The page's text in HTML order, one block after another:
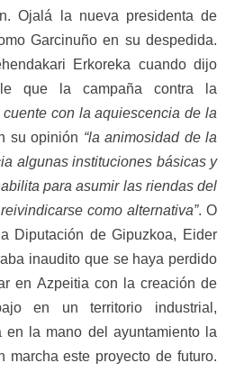
Ojalá la nueva presidenta de
Garcinuño en su despedida.
Erkoreka cuando dijo
que la campaña contra la
cuente con la aquiescencia de la
su opinión “la animosidad de la
algunas instituciones básicas y
para asumir las riendas del
como alternativa”. O
Diputación de Gipuzkoa, Eider
inaudito que se haya perdido
en Azpeitia con la creación de
en un territorio industrial,
en la mano del ayuntamiento la
marcha este proyecto de futuro.